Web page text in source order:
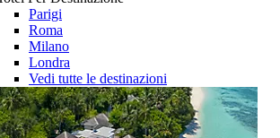
Parigi
Roma
Milano
Londra
Vedi tutte le destinazioni